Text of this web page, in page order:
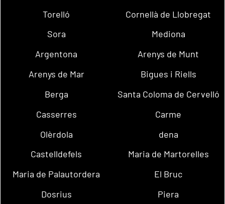
Torelló
Cornellà de Llobregat
Sora
Mediona
Argentona
Arenys de Munt
Arenys de Mar
Bigues i Riells
Berga
Santa Coloma de Cervelló
Casserres
Carme
Olèrdola
dena
Castelldefels
Maria de Martorelles
Maria de Palautordera
El Bruc
Dosrius
Piera